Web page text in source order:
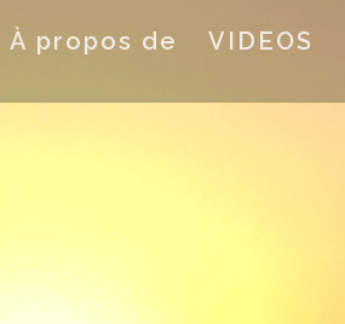
À propos de VIDEOS